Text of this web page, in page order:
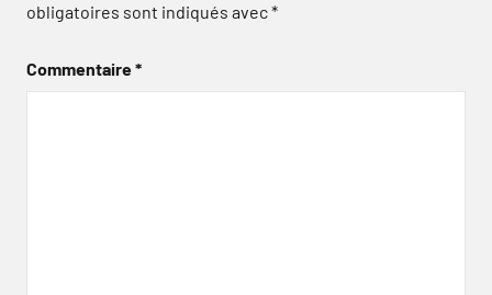
obligatoires sont indiqués avec*
Commentaire*